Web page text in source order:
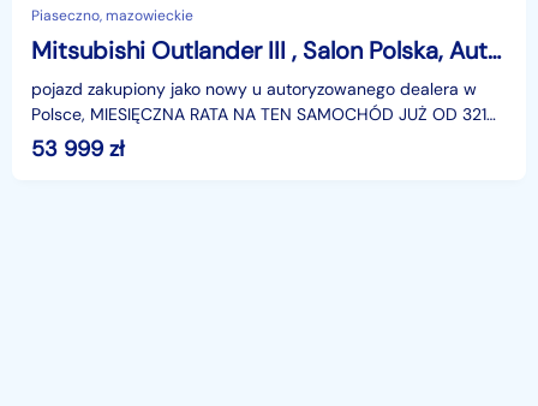
Piaseczno, mazowieckie
Mitsubishi Outlander III , Salon Polska, Automat, 7 miejsc, Navi, Xenon, Klimatronic,
pojazd zakupiony jako nowy u autoryzowanego dealera w
Polsce, MIESIĘCZNA RATA NA TEN SAMOCHÓD JUŻ OD 321
PLN*Podana w ogłoszeniu lokalizacja pojazdu jest aktua
53 999 zł